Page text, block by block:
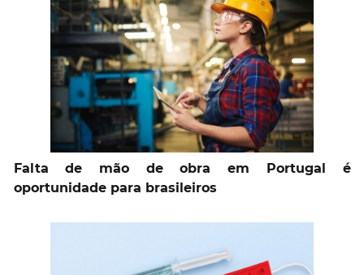
Falta de mão de obra em Portugal é
oportunidade para brasileiros